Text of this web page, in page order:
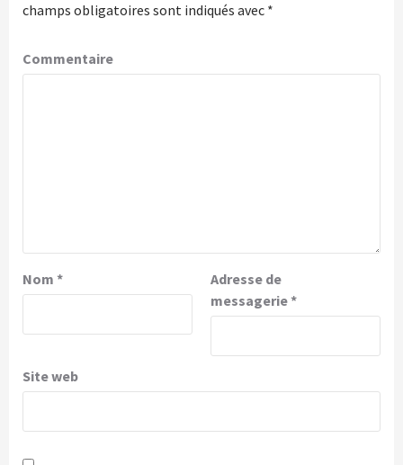
champs obligatoires sont indiqués avec *
Commentaire
Nom *
Adresse de
messagerie*
Site web